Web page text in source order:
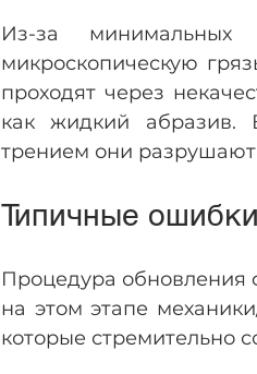
Из-за
микроскопическую
проходят через
как жидкий абразив.
трением они
Типичные
Процедура обновления
на этом этапе
которые стремительно